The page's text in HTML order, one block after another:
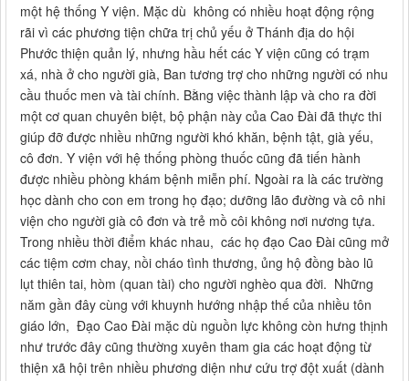
một hệ thống Y viện. Mặc dù không có nhiều hoạt động rộng
rãi vì các phương tiện chữa trị chủ yếu ở Thánh địa do hội
Phước thiện quản lý, nhưng hầu hết các Y viện cũng có trạm
xá, nhà ở cho người già, Ban tương trợ cho những người có nhu
cầu thuốc men và tài chính. Bằng việc thành lập và cho ra đời
một cơ quan chuyên biệt, bộ phận này của Cao Đài đã thực thi
giúp đỡ được nhiều những người khó khăn, bệnh tật, già yếu,
cô đơn. Y viện với hệ thống phòng thuốc cũng đã tiến hành
được nhiều phòng khám bệnh miễn phí. Ngoài ra là các trường
học dành cho con em trong họ đạo; dưỡng lão đường và cô nhi
viện cho người già cô đơn và trẻ mồ côi không nơi nương tựa.
Trong nhiều thời điểm khác nhau, các họ đạo Cao Đài cũng mở
các tiệm cơm chay, nồi cháo tình thương, ủng hộ đồng bào lũ
lụt thiên tai, hòm (quan tài) cho người nghèo qua đời. Những
năm gần đây cùng với khuynh hướng nhập thế của nhiều tôn
giáo lớn, Đạo Cao Đài mặc dù nguồn lực không còn hưng thịnh
như trước đây cũng thường xuyên tham gia các hoạt động từ
thiện xã hội trên nhiều phương diện như cứu trợ đột xuất (dành